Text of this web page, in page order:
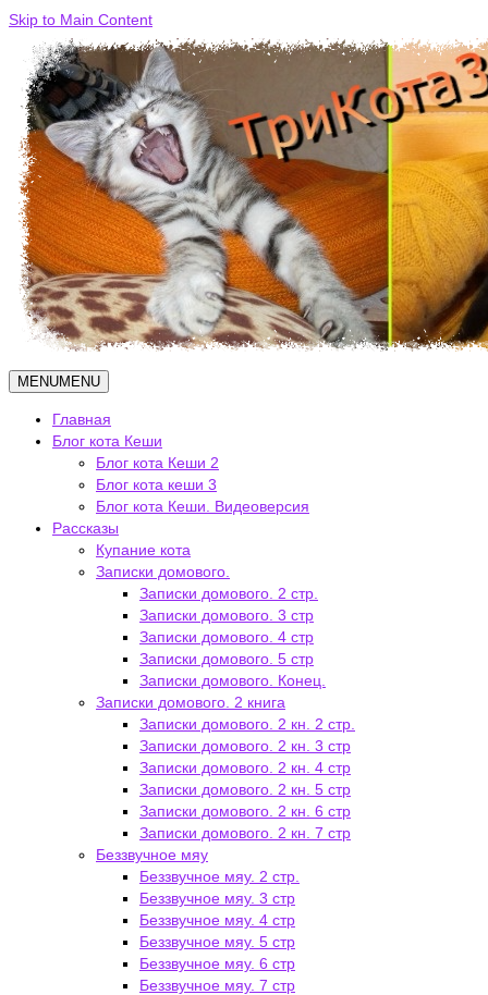
Skip to Main Content
MENUMENU
Главная
Блог кота Кеши
Блог кота Кеши 2
Блог кота кеши 3
Блог кота Кеши. Видеоверсия
Рассказы
Купание кота
Записки домового.
Записки домового. 2 стр.
Записки домового. 3 стр
Записки домового. 4 стр
Записки домового. 5 стр
Записки домового. Конец.
Записки домового. 2 книга
Записки домового. 2 кн. 2 стр.
Записки домового. 2 кн. 3 стр
Записки домового. 2 кн. 4 стр
Записки домового. 2 кн. 5 стр
Записки домового. 2 кн. 6 стр
Записки домового. 2 кн. 7 стр
Беззвучное мяу
Беззвучное мяу. 2 стр.
Беззвучное мяу. 3 стр
Беззвучное мяу. 4 стр
Беззвучное мяу. 5 стр
Беззвучное мяу. 6 стр
Беззвучное мяу. 7 стр